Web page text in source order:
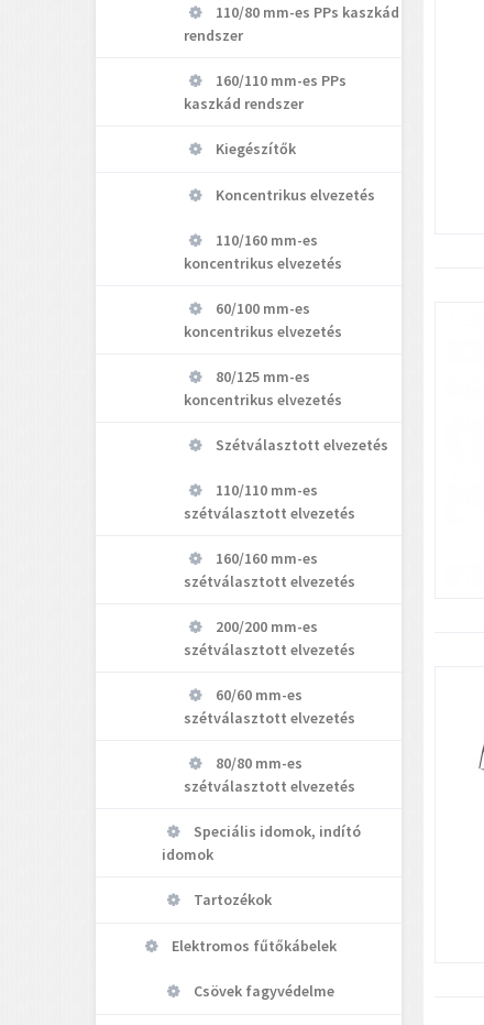
110/80 mm-es PPs kaszkád
rendszer
160/110 mm-es PPs
kaszkád rendszer
Kiegészítők
Koncentrikus elvezetés
110/160 mm-es
koncentrikus elvezetés
60/100 mm-es
koncentrikus elvezetés
80/125 mm-es
koncentrikus elvezetés
Szétválasztott elvezetés
110/110 mm-es
szétválasztott elvezetés
160/160 mm-es
szétválasztott elvezetés
200/200 mm-es
szétválasztott elvezetés
60/60 mm-es
szétválasztott elvezetés
80/80 mm-es
szétválasztott elvezetés
Speciális idomok, indító
idomok
Tartozékok
Elektromos fűtőkábelek
Csövek fagyvédelme